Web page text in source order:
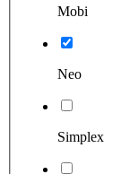
Mobi
Neo
Simplex